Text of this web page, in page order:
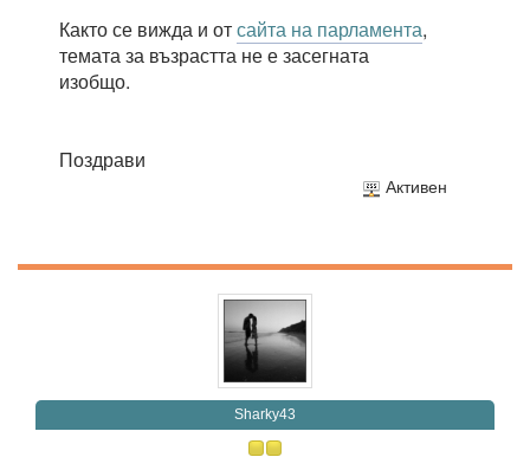
Както се вижда и отсайта на парламента,
темата за възрастта не е засегната
изобщо.
Поздрави
Активен
Sharky43